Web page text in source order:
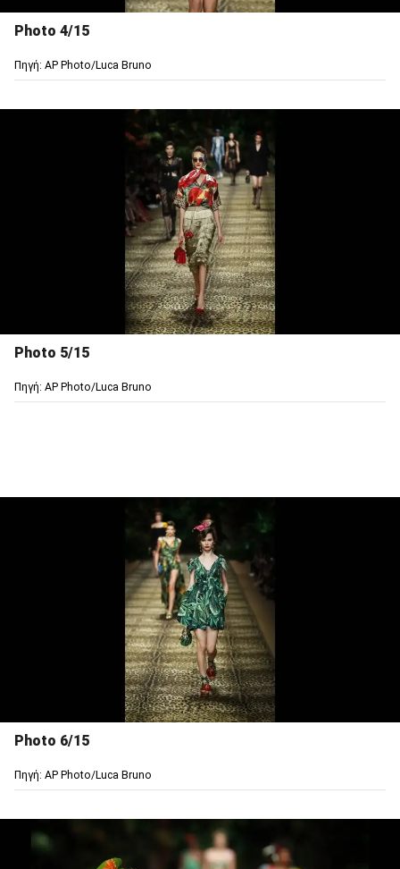
Photo 4/15
Πηγή: AP Photo/Luca Bruno
Photo 5/15
Πηγή: AP Photo/Luca Bruno
Photo 6/15
Πηγή: AP Photo/Luca Bruno